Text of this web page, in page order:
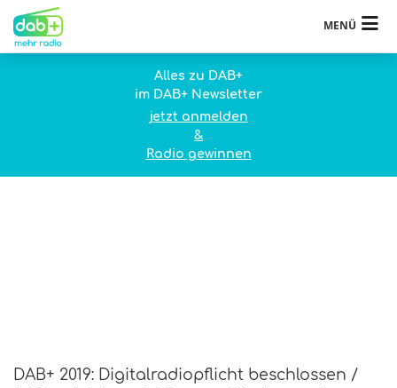
MENÜ
Alles zu DAB+
im DAB+ Newsletter
jetzt anmelden
&
Radio gewinnen
DAB+ 2019: Digitalradiopflicht beschlossen /